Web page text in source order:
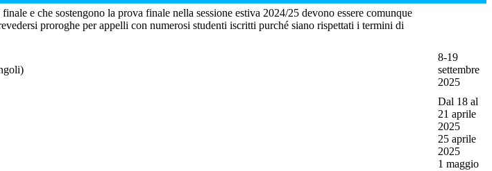
e che sostengono la prova finale nella sessione estiva 2024/25 devono essere comunque
proroghe per appelli con numerosi studenti iscritti purché siano rispettati i termini di
8-19
settembre
2025
Dal 18 al
21 aprile
2025
25 aprile
2025
1 maggio